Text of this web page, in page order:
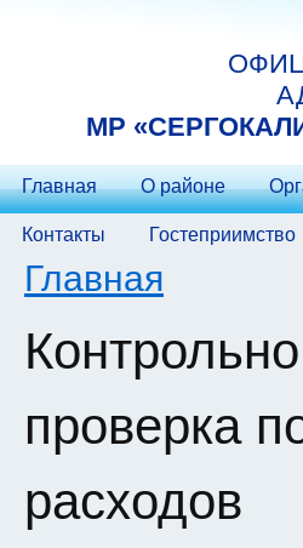
МP
Главная О районе
Контакты Гостеприимство
Вы здесь
Главная
проверка
расходов